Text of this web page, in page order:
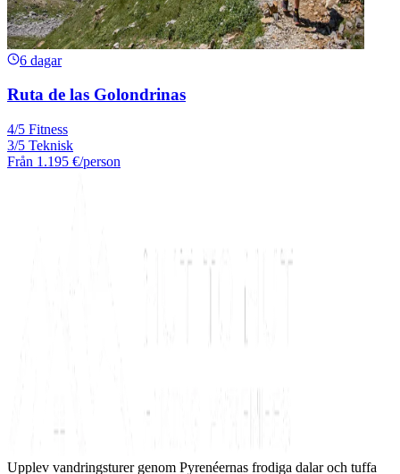
6 dagar
Ruta de las Golondrinas
4/5 Fitness
3/5 Teknisk
Från 1.195 €/person
Upplev vandringsturer genom Pyrenéernas frodiga dalar och tuffa